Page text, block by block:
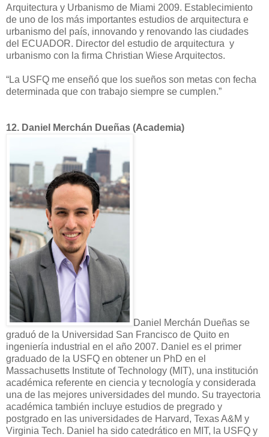
Arquitectura y Urbanismo de Miami 2009. Establecimiento
de uno de los más importantes estudios de arquitectura e
urbanismo del país, innovando y renovando las ciudades
del ECUADOR. Director del estudio de arquitectura y
urbanismo con la firma Christian Wiese Arquitectos.
“La USFQ me enseñó que los sueños son metas con fecha
determinada que con trabajo siempre se cumplen.”
12. Daniel Merchán Dueñas (Academia)
Daniel Merchán Dueñas se
graduó de la Universidad San Francisco de Quito en
ingeniería industrial en el año 2007. Daniel es el primer
graduado de la USFQ en obtener un PhD en el
Massachusetts Institute of Technology (MIT), una institución
académica referente en ciencia y tecno logía y considerada
una de las mejores universidades del mundo. Su trayectoria
académica también incluye estudios de pregrado y
postgrado en las universidades de Harvard, Texas A&M y
Virginia Tech. Daniel ha sido catedrático en MIT, la USFQ y